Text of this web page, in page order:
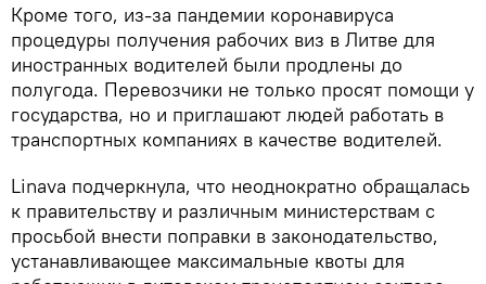
Кроме того, из-за пандемии коронавируса
процедуры получения рабочих виз в Литве для
иностранных водителей были продлены до
полугода. Перевозчики не только просят помощи у
государства, но и приглашают людей работать в
транспортных компаниях в качестве водителей.
Linava подчеркнула, что неоднократно обращалась
к правительству и различным министерствам с
просьбой внести поправки в законодательство,
устанавливающее максимальные квоты для